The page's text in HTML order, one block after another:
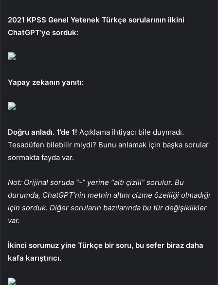
2021 KPSS Genel Yetenek Türkçe sorularının ilkini
ChatGPT’ye sorduk:
Yapay zekanın yanıtı:
Doğru anladı. 1’de 1! Açıklama ihtiyacı bile duymadı.
Tesadüfen bilebilir miydi? Bunu anlamak için başka sorular
sormakta fayda var.
Not: Orijinal soruda “-” yerine “altı çizili” sorulur. Bu
durumda, ChatGPT’nin metnin altını çizme özelliği olmadığı
için sorduk. Diğer soruların bazılarında bu tür değişiklikler
var.
İkinci sorumuz yine Türkçe bir soru, bu sefer biraz daha
kafa karıştırıcı.